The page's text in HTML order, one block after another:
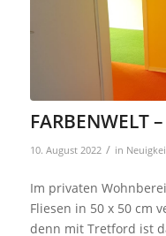
FARBENWELT
10. August 2022 / in
Im privaten
Fliesen in 50 x 50 cm
denn mit Tretford ist